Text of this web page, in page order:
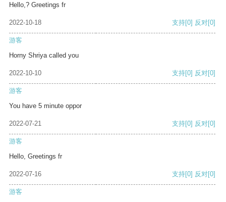
Hello,? Greetings fr
2022-10-18 支持[0] 反对[0]
游客
Horny Shriya called you
2022-10-10 支持[0] 反对[0]
游客
You have 5 minute oppor
2022-07-21 支持[0] 反对[0]
游客
Hello, Greetings fr
2022-07-16 支持[0] 反对[0]
游客